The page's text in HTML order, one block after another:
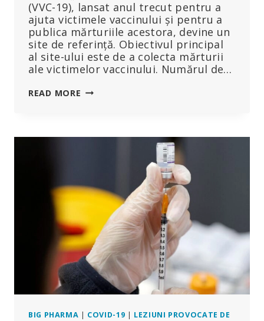
(VVC-19), lansat anul trecut pentru a
ajuta victimele vaccinului și pentru a
publica mărturiile acestora, devine un
site de referință. Obiectivul principal
al site-ului este de a colecta mărturii
ale victimelor vaccinului. Numărul de…
READ MORE SUTE
FRANCEZILOR
BIG PHARMA | COVID-19 | LEZIUNI PROVOCATE DE